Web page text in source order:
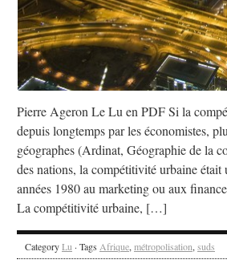
Pierre Ageron Le Lu en PDF Si la
depuis longtemps par les économistes,
géographes (Ardinat, Géographie de la
des nations, la compétitivité urbaine était
années 1980 au marketing ou aux
La compétitivité urbaine, […]
CategoryLu · Tags Afrique, métropolisation, suds